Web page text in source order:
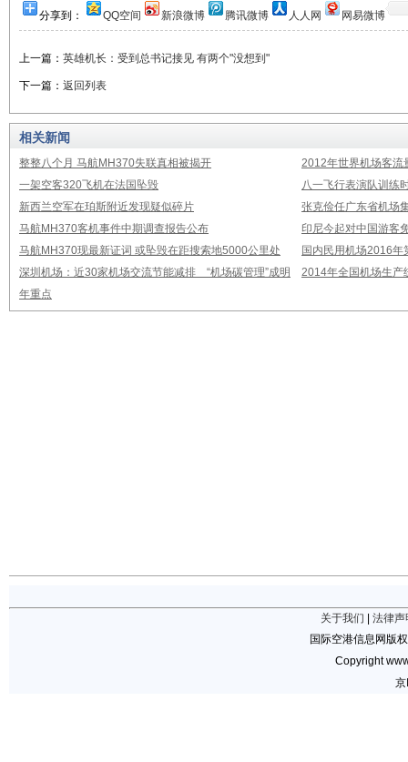
分享到： QQ空间 新浪微博 腾讯微博 人人网 网易微博
上一篇： 英雄机长：受到总书记接见 有两个"没想到"
下一篇： 返回列表
相关新闻
整整八个月 马航MH370失联真相被揭开
2012年世界机场客流
一架空客320飞机在法国坠毁
八一飞行表演队训练
新西兰空军在珀斯附近发现疑似碎片
张克俭任广东省机场
马航MH370客机事件中期调查报告公布
印尼今起对中国游客
马航MH370现最新证词 或坠毁在距搜索地5000公里处
国内民用机场2016年
深圳机场：近30家机场交流节能减排 “机场碳管理”成明
年重点
2014年全国机场生产
关于我们
法律声
国际空港信息网版
Copyright